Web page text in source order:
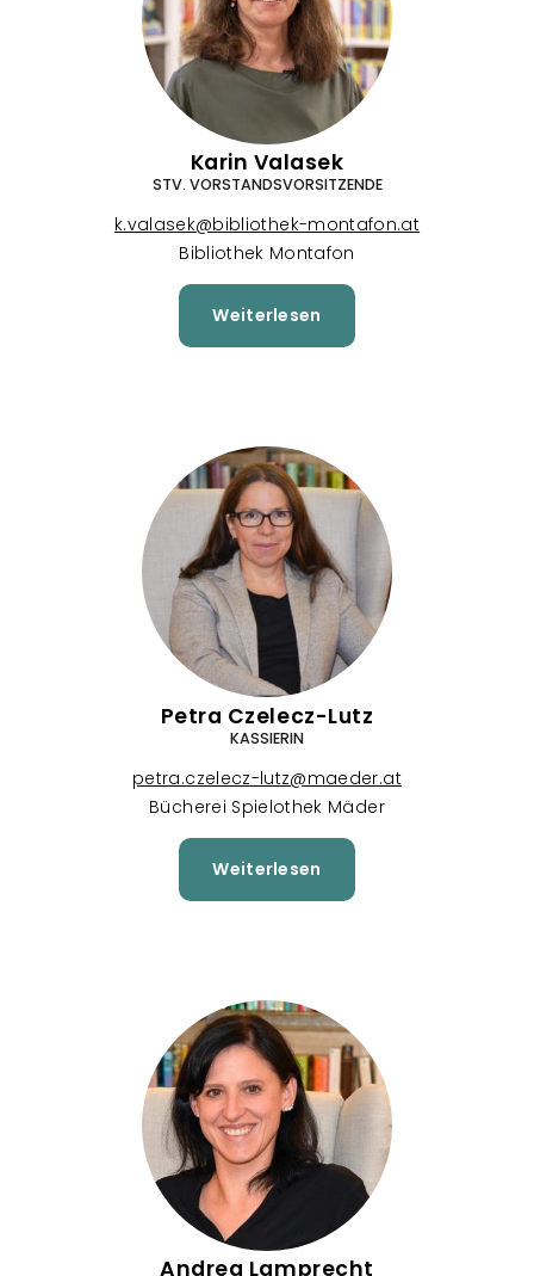
Karin Valasek
STV. VORSTANDSVORSITZENDE
k.valasek@bibliothek-montafon.at
Bibliothek Montafon
Weiterlesen
Karin
Petra Czelecz-Lutz
KASSIERIN
petra.czelecz-lutz@maeder.at
Bücherei Spielothek Mäder
Weiterlesen
Petra
Andrea Lamprecht